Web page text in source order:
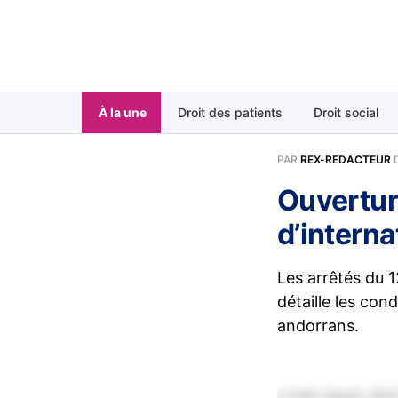
À la une Droit des patients Droit social
PAR REX-REDACTEUR
Les arrêtés du
détaille les
andorrans.
Lorem ipsum